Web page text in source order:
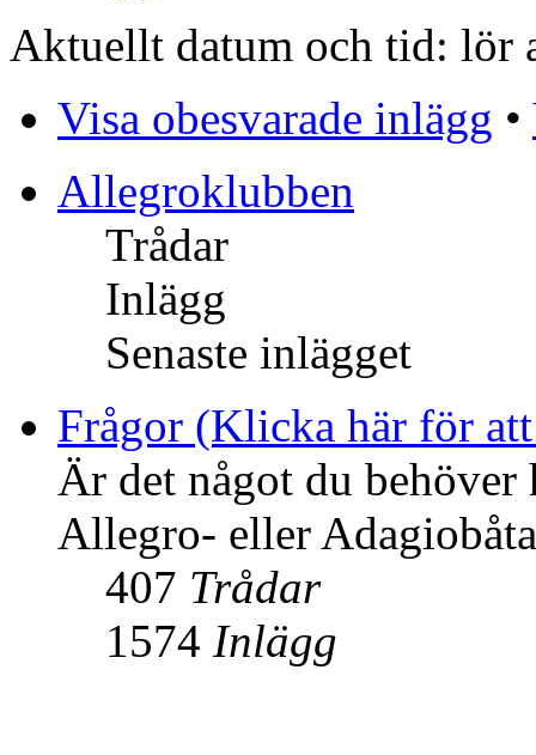
Aktuellt datum och tid: lör
Visa obesvarade inlägg •
Allegroklubben
Trådar
Inlägg
Senaste inlägget
Frågor (Klicka här för
Är det något du
Allegro- eller
407 Trådar
1574 Inlägg